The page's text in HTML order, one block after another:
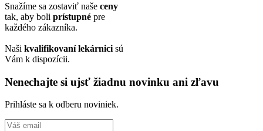
Snažíme sa zostaviť naše ceny
tak, aby boli prístupné pre
každého zákazníka.
Naši kvalifikovaní lekárnici sú
Vám k dispozícii.
Nenechajte si ujsť žiadnu novinku ani zľavu
Prihláste sa k odberu noviniek.